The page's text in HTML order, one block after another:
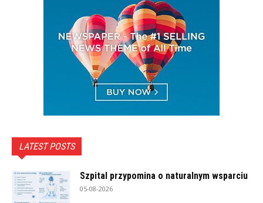
LATEST POSTS
Szpital przypomina o naturalnym wsparciu
05-08-2026